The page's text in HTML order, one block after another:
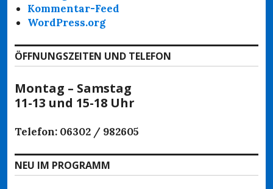
Kommentar-Feed
WordPress.org
ÖFFNUNGSZEITEN UND TELEFON
Montag – Samstag
11-13 und 15-18 Uhr
Telefon: 06302 / 982605
NEU IM PROGRAMM